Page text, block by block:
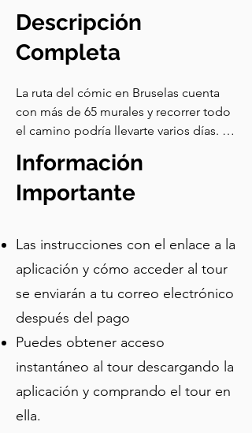
Descripción
Completa
La ruta del cómic en Bruselas cuenta
con más de 65 murales y recorrer todo
el camino podría llevarte varios días. En
experto ha elegido una ruta que cubre
12 murales en poco menos de 2 horas.
Incluye algunos de los murales más
está llena de datos interesantes sobre
los artistas, los murales y los propios
cómics.
Información
Importante
Las instrucciones con el enlace a la
aplicación y cómo acceder al tour
se enviarán a tu correo electrónico
después del pago
Puedes obtener acceso
instantáneo al tour descargando la
aplicación y comprando el tour en
ella.